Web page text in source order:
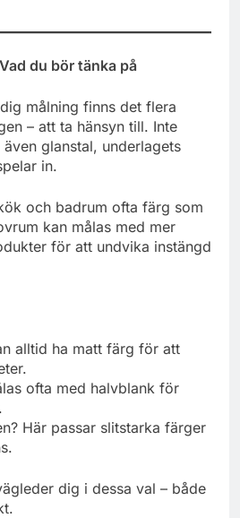
du bör tänka på
målning finns det flera
– att ta hänsyn till. Inte
glanstal, underlagets
in.
och badrum ofta färg som
kan målas med mer
för att undvika instängd
alltid ha matt färg för att
ofta med halvblank för
Här passar slitstarka färger
dig i dessa val – både